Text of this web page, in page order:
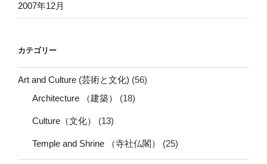
2007年12月
カテゴリー
Art and Culture (芸術と文化) (56)
Architecture （建築）
(18)
Culture（文化） (13)
Temple and Shrine （寺社仏閣） (25)